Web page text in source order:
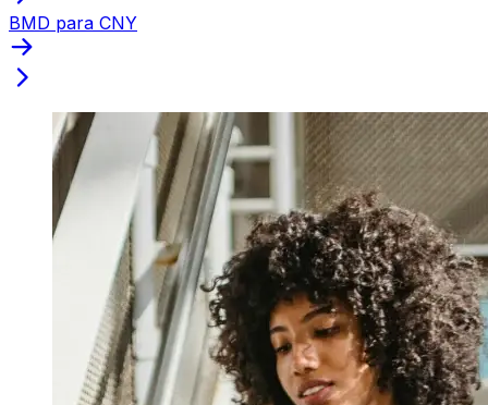
BMD para CNY